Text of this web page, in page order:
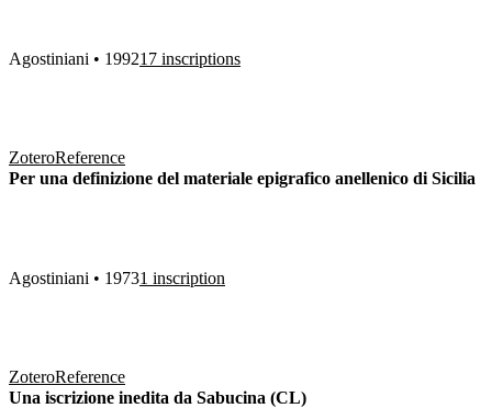
Agostiniani • 1992 17 inscriptions
ZoteroReference
Per una definizione del materiale epigrafico anellenico di Sicilia
Agostiniani • 1973 1 inscription
ZoteroReference
Una iscrizione inedita da Sabucina (CL)